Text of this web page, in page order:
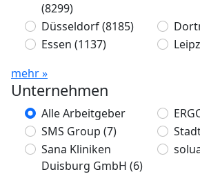
(8299)
Düsseldorf(8185)
Essen (1137)
mehr »
Unternehmen
Alle Arbeitgeber
SMS Group (7)
Sana Kliniken
Duisburg GmbH (6)